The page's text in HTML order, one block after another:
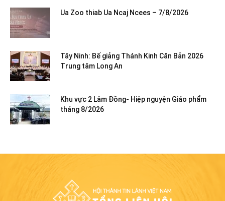
Ua Zoo thiab Ua Ncaj Ncees – 7/8/2026
Tây Ninh: Bế giảng Thánh Kinh Căn Bản 2026
Trung tâm Long An
Khu vực 2 Lâm Đồng- Hiệp nguyện Giáo phẩm
tháng 8/2026